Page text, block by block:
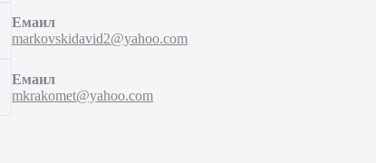
Емаил
markovskidavid2@yahoo.com
Емаил
mkrakomet@yahoo.com